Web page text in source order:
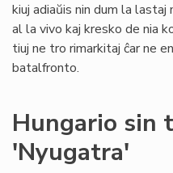
kiuj adiaŭis nin dum la
al la vivo kaj kresko de nia
tiuj ne tro rimarkitaj ĉar ne
batalfronto.
Hungario sin
'Nyugatra'